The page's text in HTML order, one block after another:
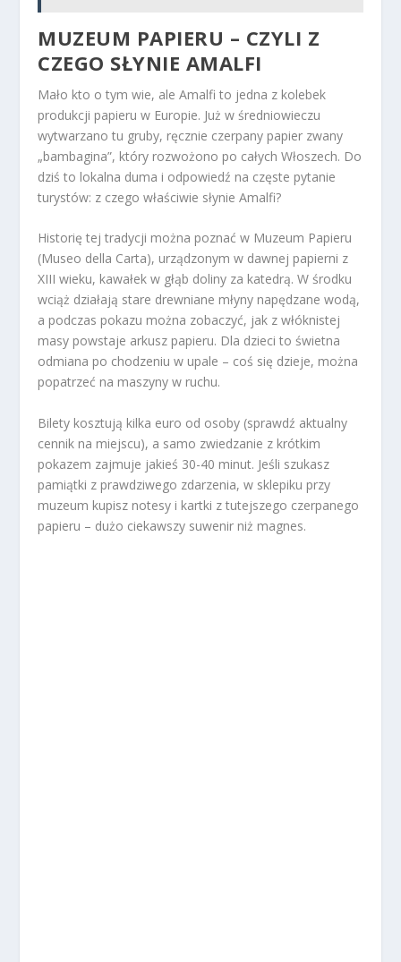
MUZEUM PAPIERU – CZYLI Z
CZEGO SŁYNIE AMALFI
Mało kto o tym wie, ale Amalfi to jedna z kolebek
produkcji papieru w Europie. Już w średniowieczu
wytwarzano tu gruby, ręcznie czerpany papier zwany
„bambagina”, który rozwożono po całych Włoszech. Do
dziś to lokalna duma i odpowiedź na częste pytanie
turystów: z czego właściwie słynie Amalfi?
Historię tej tradycji można poznać w Muzeum Papieru
(Museo della Carta), urządzonym w dawnej papierni z
XIII wieku, kawałek w głąb doliny za katedrą. W środku
wciąż działają stare drewniane młyny napędzane wodą,
a podczas pokazu można zobaczyć, jak z włóknistej
masy powstaje arkusz papieru. Dla dzieci to świetna
odmiana po chodzeniu w upale – coś się dzieje, można
popatrzeć na maszyny w ruchu.
Bilety kosztują kilka euro od osoby (sprawdź aktualny
cennik na miejscu), a samo zwiedzanie z krótkim
pokazem zajmuje jakieś 30-40 minut. Jeśli szukasz
pamiątki z prawdziwego zdarzenia, w sklepiku przy
muzeum kupisz notesy i kartki z tutejszego czerpanego
papieru – dużo ciekawszy suwenir niż magnes.